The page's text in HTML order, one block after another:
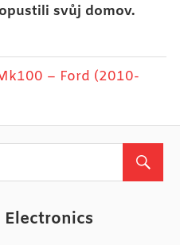
svůj domov.
– Ford (2010-